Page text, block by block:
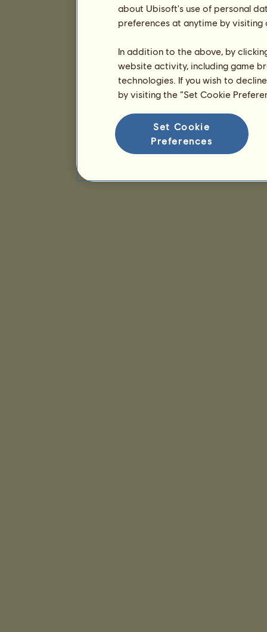
about Ubisoft's use of personal
preferences at anytime by
In addition to the above, by
website activity, including game
technologies. If you wish to
by visiting the “Set Cookie
Set Cookie
Preferences